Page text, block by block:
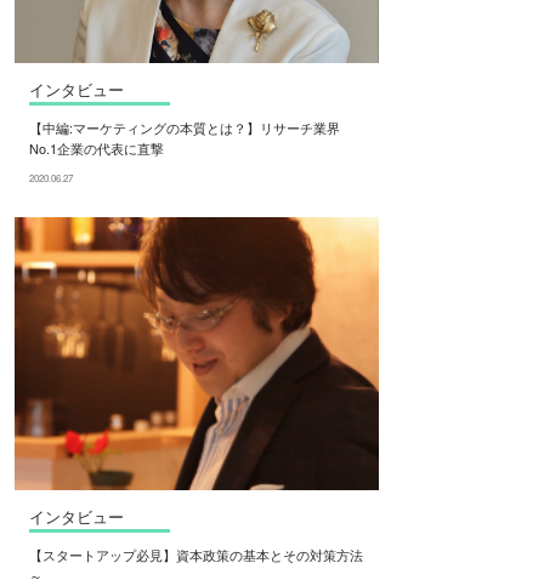
インタビュー
【中編:マーケティングの本質とは？】リサーチ業界
No.1企業の代表に直撃
2020.06.27
インタビュー
【スタートアップ必見】資本政策の基本とその対策方法
～